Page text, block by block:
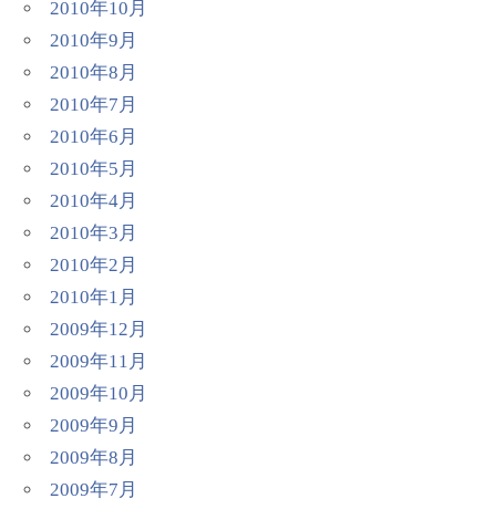
2010年10月
2010年9月
2010年8月
2010年7月
2010年6月
2010年5月
2010年4月
2010年3月
2010年2月
2010年1月
2009年12月
2009年11月
2009年10月
2009年9月
2009年8月
2009年7月